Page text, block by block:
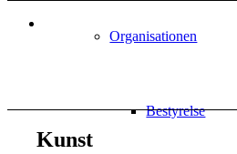
Organisationen
Bestyrelse
Kunst